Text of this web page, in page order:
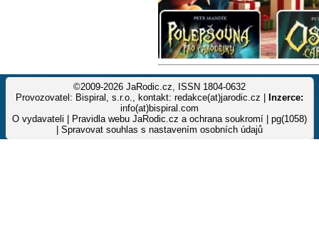
©2009-2026 JaRodic.cz, ISSN 1804-0632
Provozovatel: Bispiral, s.r.o., kontakt: redakce(at)jarodic.cz |
Inzerce:
info(at)bispiral.com
O vydavateli
Pravidla webu JaRodic.cz a ochrana soukromí | pg(1058)
Spravovat souhlas s nastavením osobních údajů